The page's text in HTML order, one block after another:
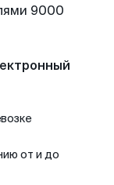
9000
от и до